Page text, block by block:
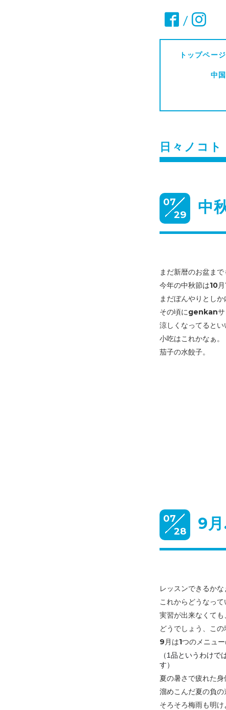
/
トップページ
中
日々ノコト
07
29
中
まだ新暦のお盆ま
今年の中秋節は10月
まだぼんやりとしか
その頃にgenkanサ
涼しくなってると
小吃はこれかなぁ。
茄子の水餃子。
07
28
9
レッスンできるかな
これからどうなっ
実習が出来なくても
どうでしょう、この
9月は1つのメニュー
（1品というわけ
す）
夏の暑さで疲れた身
溜めこんだ夏の負の
そろそろ梅雨も明け